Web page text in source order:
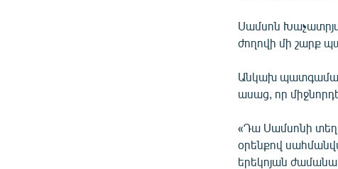
Սամսոն
ժողովի մի շարք
Անկախ
ասաց, որ
«Դա Սամսոնի
օրենքով
երեկոյան